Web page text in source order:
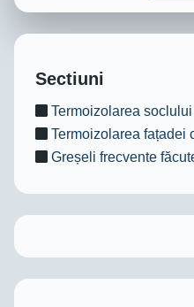
Sectiuni
Termoizolarea
Termoizolarea fațadei
Greșeli frecvente